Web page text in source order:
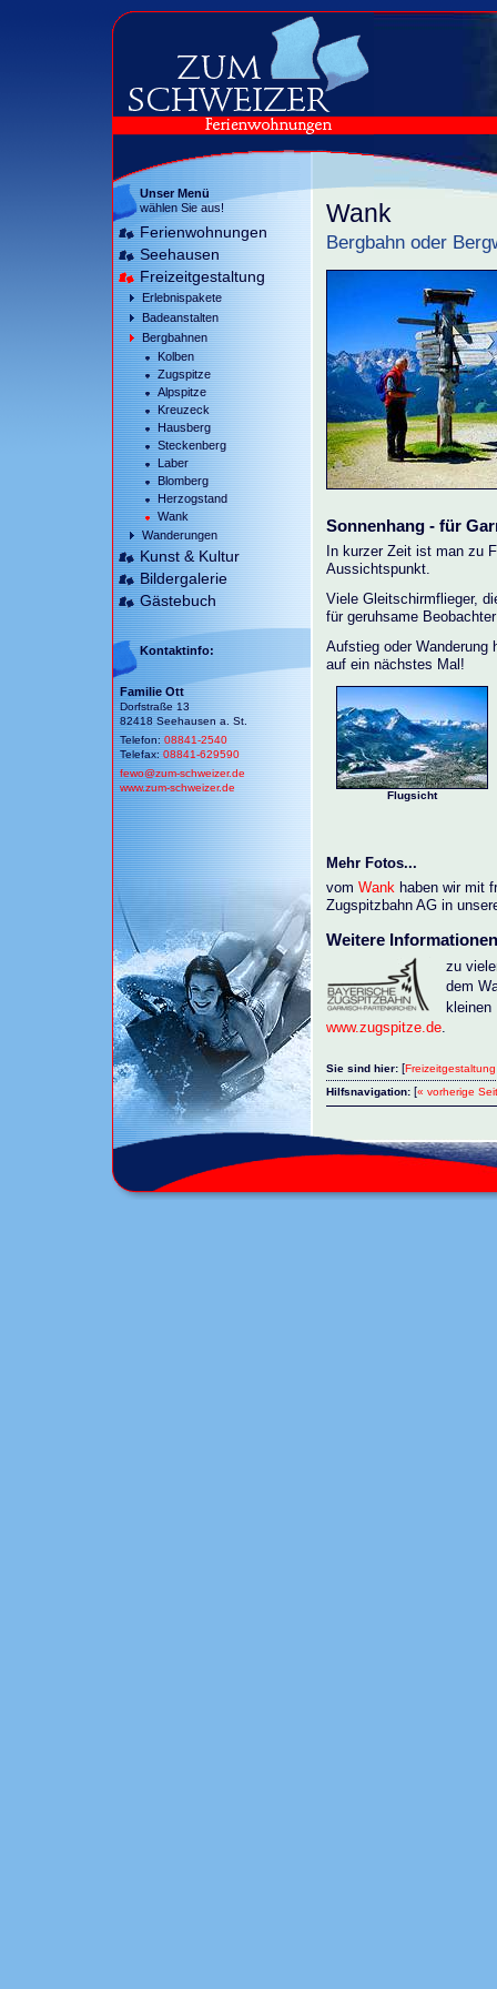
Unser Menü
wählen Sie aus!
Ferienwohnungen
Seehausen
Freizeitgestaltung
Erlebnispakete
Badeanstalten
Bergbahnen
Kolben
Zugspitze
Alpspitze
Kreuzeck
Hausberg
Steckenberg
Laber
Blomberg
Herzogstand
Wank
Wanderungen
Kunst & Kultur
Bildergalerie
Gästebuch
Kontaktinfo:
Familie Ott
Dorfstraße 13
82418 Seehausen a. St.
Telefon:08841-2540
Telefax:08841-629590
fewo@zum-schweizer.de
www.zum-schweizer.de
Wank
Bergbahn oder
Sonnenhang - für
In kurzer Zeit ist man zu
Aussichtspunkt.
Viele Gleitschirmflieger,
für geruhsame
Aufstieg oder Wanderung
auf ein nächstes Mal!
Flugsicht
Mehr Fotos...
vom Wank haben wir mit
Zugspitzbahn AG in
Weitere
zu
dem
www.zugspitze.de.
Sie sind hier: [Freizeitgestaltung
Hilfsnavigation: [« vorherige